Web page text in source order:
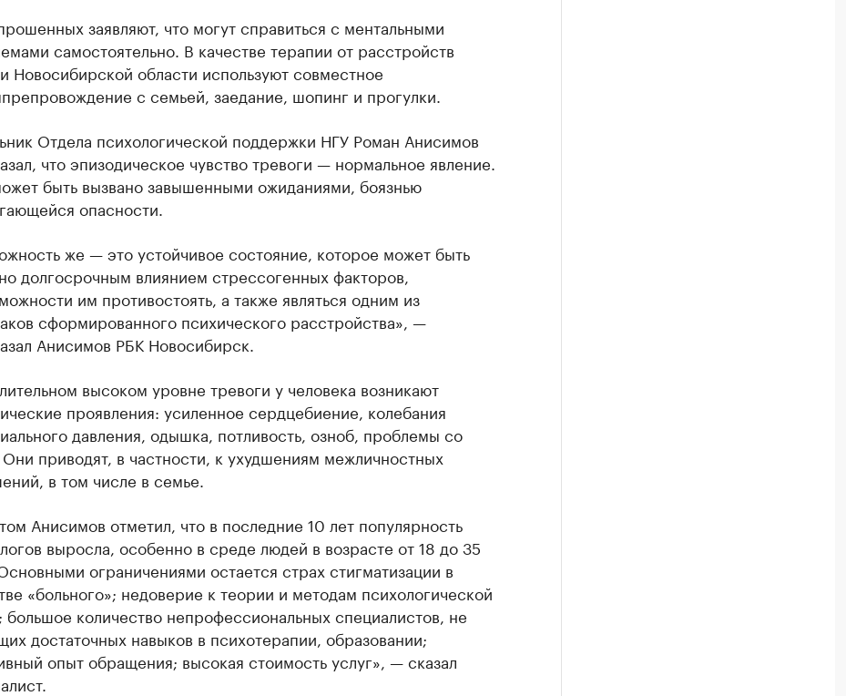
заявляют, что могут справиться с ментальными
самостоятельно. В качестве терапии от расстройств
Новосибирской области используют совместное
с семьей, заедание, шопинг и прогулки.
Отдела психологической поддержки НГУ Роман Анисимов
что эпизодическое чувство тревоги — нормальное явление.
быть вызвано завышенными ожиданиями, боязнью
опасности.
же — это устойчивое состояние, которое может быть
долгосрочным влиянием стрессогенных факторов,
им противостоять, а также являться одним из
сформированного психического расстройства», —
Анисимов РБК Новосибирск.
высоком уровне тревоги у человека возникают
проявления: усиленное сердцебиение, колебания
давления, одышка, потливость, озноб, проблемы со
приводят, в частности, к ухудшениям межличностных
в том числе в семье.
Анисимов отметил, что в последние 10 лет популярность
выросла, особенно в среде людей в возрасте от 18 до 35
ограничениями остается страх стигматизации в
«больного»; недоверие к теории и методам психологической
большое количество непрофессиональных специалистов, не
достаточных навыков в психотерапии, образовании;
опыт обращения; высокая стоимость услуг», — сказал